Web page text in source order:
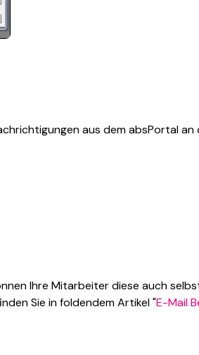
aus dem absPortal an
Ihre Mitarbeiter diese auch
Sie in foldendem Artikel "E-Mail